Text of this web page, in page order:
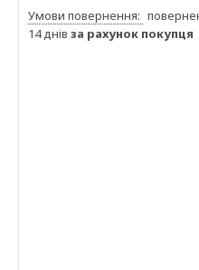
14 днів за рахунок покупця